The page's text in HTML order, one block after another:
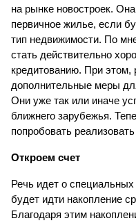
на рынке новостроек.
первичное жилье, если
тип недвижимости. По
стать действительно
кредитованию. При этом,
дополнительные меры
Они уже так или иначе
ближнего зарубежья.
попробовать
Откроем счет
Речь идет о специальных
будет идти накопление
Благодаря этим